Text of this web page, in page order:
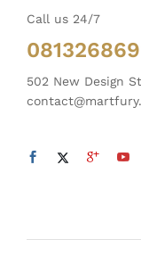
Call us 24/7
502 New Design